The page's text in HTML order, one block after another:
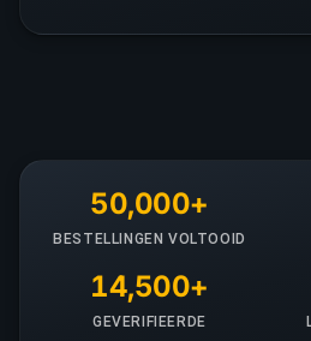
50,000+
BESTELLINGEN VOLTOOID
14,500+
GEVERIFIEERDE